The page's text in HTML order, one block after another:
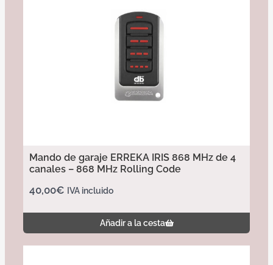
Mando de garaje ERREKA IRIS 868 MHz de 4
canales – 868 MHz Rolling Code
40,00€ IVA incluido
Añadir a la cesta